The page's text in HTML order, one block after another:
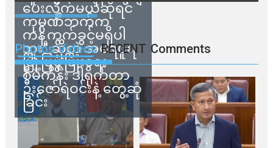
ပေးလိုက်မယ်ဆိုရင်
ကုမ္ပဏီဘက်က
ကန့်ကွက်ခွင့်မရှိပါ
ဘူး” ဆိုတဲ့ အမရပူရ
မြို့ပြဖွံ့ဖြိုးရေး
စီမံကိန်း ဒါရိုက်တာ
ဦးဇော်ရဲဝင်းနဲ့ တွေ့ဆုံ
ခြင်း
Photos Videos RECENT Comments